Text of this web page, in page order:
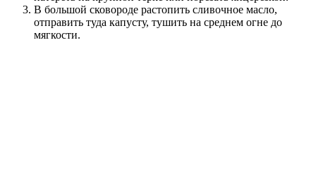
В большой сковороде растопить сливочное масло,
отправить туда капусту, тушить на среднем огне до
мягкости.